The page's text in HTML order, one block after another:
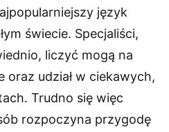
język
świecie. Specjaliści,
liczyć mogą na
oraz udział w ciekawych,
Trudno się więc
rozpoczyna przygodę